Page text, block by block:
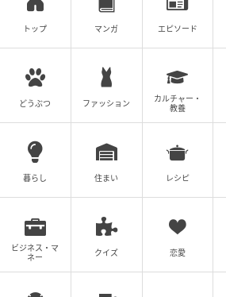
の記事をもっとみる
トップ マンガ エピソード
どうぶつ ファッション
カルチャー・
教養
暮らし 住まい レシピ
ビジネス・マ
ネー
クイズ 恋愛